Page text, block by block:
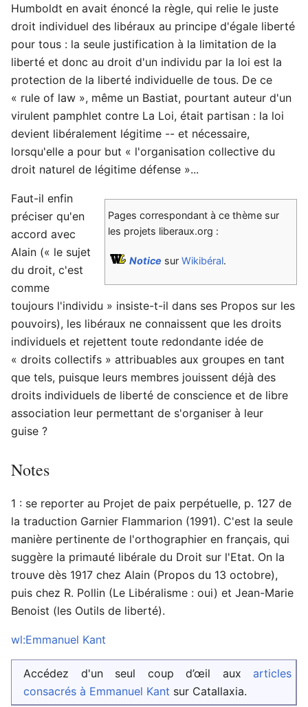
Humboldt en avait énoncé la règle, qui relie le juste
droit individuel des libéraux au principe d'égale liberté
pour tous : la seule justification à la limitation de la
liberté et donc au droit d'un individu par la loi est la
protection de la liberté individuelle de tous. De ce
« rule of law », même un Bastiat, pourtant auteur d'un
virulent pamphlet contre La Loi, était partisan : la loi
devient libéralement légitime -- et nécessaire,
lorsqu'elle a pour but « l'organisation collective du
droit naturel de légitime défense »...
Pages correspondant à ce thème sur
les projets liberaux.org :
Notice sur Wikibéral.
Faut-il enfin
préciser qu'en
accord avec
Alain (« le sujet
du droit, c'est
comme
toujours l'individu » insiste-t-il dans ses Propos sur les
pouvoirs), les libéraux ne connaissent que les droits
individuels et rejettent toute redondante idée de
« droits collectifs » attribuables aux groupes en tant
que tels, puisque leurs membres jouissent déjà des
droits individuels de liberté de conscience et de libre
association leur permettant de s'organiser à leur
guise ?
Notes
1 : se reporter au Projet de paix perpétuelle, p. 127 de
la traduction Garnier Flammarion (1991). C'est la seule
manière pertinente de l'orthographier en français, qui
suggère la primauté libérale du Droit sur l'Etat. On la
trouve dès 1917 chez Alain (Propos du 13 octobre),
puis chez R. Pollin (Le Libéralisme : oui) et Jean-Marie
Benoist (les Outils de liberté).
wl:Emmanuel Kant
Accédez d'un seul coup d’œil aux articles
consacrés à Emmanuel Kant sur Catallaxia.